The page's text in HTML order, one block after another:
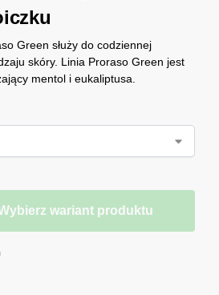
Green służy do codziennej
skóry. Linia Proraso Green jest
mentol i eukaliptusa.
wariant produktu